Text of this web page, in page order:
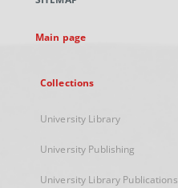
new
Main page
Collections
University Library
University Publishing
University Library Publications